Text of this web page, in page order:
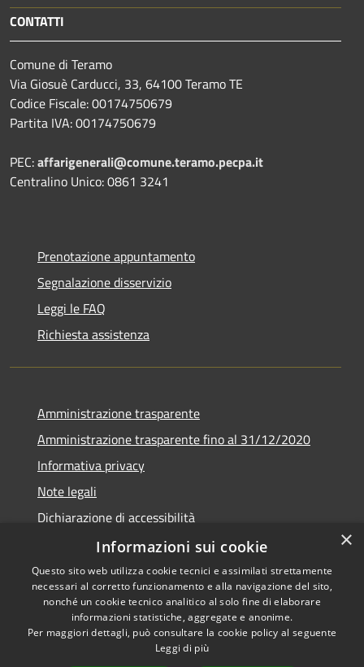
CONTATTI
Comune di Teramo
Via Giosuè Carducci, 33, 64100 Teramo TE
Codice Fiscale: 00174750679
Partita IVA: 00174750679
PEC:affarigenerali@comune.teramo.pecpa.it
Centralino Unico: 0861 3241
Prenotazione appuntamento
Segnalazione disservizio
Leggi le FAQ
Richiesta assistenza
Amministrazione trasparente
Amministrazione trasparente fino al 31/12/2020
Informativa privacy
Note legali
Dichiarazione di accessibilità
Accessibilità
Privacy
Copyright © 2026 • Comune di
Teramo • Powered by
Municipium• Accesso
×
Informazioni sui cookie
Questo sito web utilizza cookie tecnici e assimilati strettamente
necessari al corretto funzionamento e alla navigazione del sito,
nonché un cookie tecnico analitico al solo fine di elaborare
informazioni statistiche, aggregate e anonime.
Per maggiori dettagli, può consultare la cookie policy al seguente
Leggi di più